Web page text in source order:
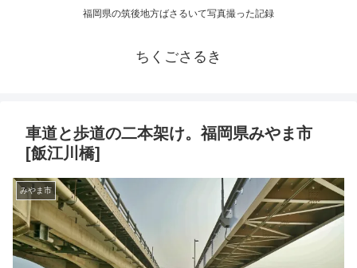
福岡県の筑後地方ばさるいて写真撮った記録
ちくごさるき
車道と歩道の二本架け。福岡県みやま市
[飯江川橋]
みやま市